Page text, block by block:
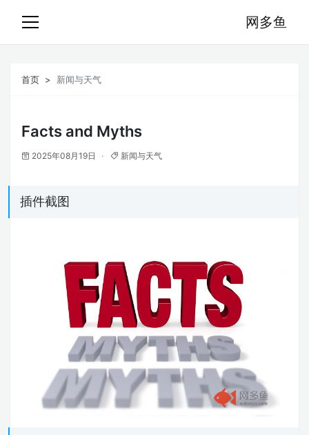
网多鱼
首页 新闻与天气
Facts and Myths
2025年08月19日 新闻与天气
插件截图